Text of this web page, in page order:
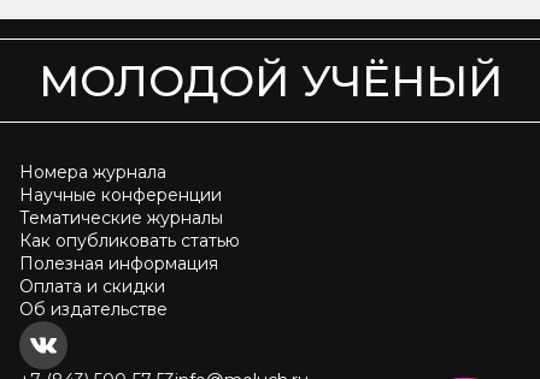
МОЛОДОЙ УЧЁНЫЙ
Номера журнала
Научные конференции
Тематические журналы
Как опубликовать статью
Полезная информация
Оплата и скидки
Об издательстве